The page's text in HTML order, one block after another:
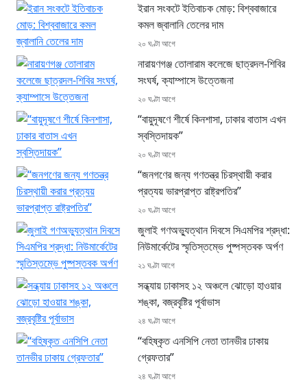
ইরান সংকটে ইতিবাচক মোড়: বিশ্ববাজারে
কমল জ্বালানি তেলের দাম
২০ ঘণ্টা আগে
নারায়ণগঞ্জ তোলারাম কলেজে ছাত্রদল-শিবির
সংঘর্ষ, ক্যাম্পাসে উত্তেজনা
২০ ঘণ্টা আগে
“বায়ুদূষণে শীর্ষে কিনশাসা, ঢাকার বাতাস এখন
স্বস্তিদায়ক”
২০ ঘণ্টা আগে
“জনগণের জন্য গণতন্ত্র চিরস্থায়ী করার
প্রত্যয় ভারপ্রাপ্ত রাষ্ট্রপতির”
২০ ঘণ্টা আগে
জুলাই গণঅভ্যুত্থান দিবসে সিএমপির শ্রদ্ধা:
নিউমার্কেটের স্মৃতিস্তম্ভে পুষ্পস্তবক অর্পণ
২১ ঘণ্টা আগে
সন্ধ্যায় ঢাকাসহ ১২ অঞ্চলে ঝোড়ো হাওয়ার
শঙ্কা, বজ্রবৃষ্টির পূর্বাভাস
২৪ ঘণ্টা আগে
“বহিষ্কৃত এনসিপি নেতা তানভীর ঢাকায়
গ্রেফতার”
২৪ ঘণ্টা আগে